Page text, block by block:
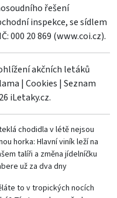
řešení
inspekce, se sídlem
000 20 869 (www.coi.cz).
akčních letáků
| Cookies | Seznam
iLetaky.cz.
chodidla v létě nejsou
horka: Hlavní viník leží na
talíři a změna jídelníčku
už za dva dny
to v tropických nocích